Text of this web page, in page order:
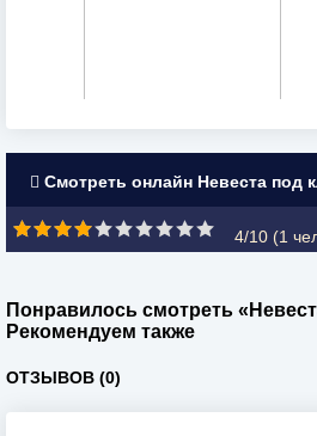
Смотреть онлайн Невеста под
4/10 (1
Понравилось смотреть
Рекомендуем также
ОТЗЫВОВ (0)